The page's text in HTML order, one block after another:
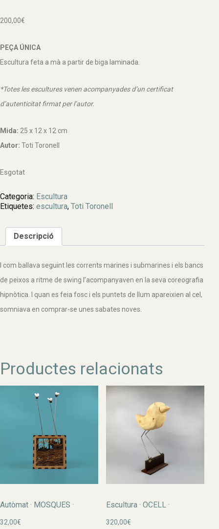
200,00€
PEÇA ÚNICA
Escultura feta a mà a partir de biga laminada.
*Totes les escultures venen acompanyades d’un certificat
d’autenticitat firmat per l’autor.
Mida: 25 x 12 x 12 cm
Autor: Toti Toronell
Esgotat
Categoria: Escultura
Etiquetes: escultura, Toti Toronell
Descripció
I com ballava seguint les corrents marines i submarines i els bancs
de peixos a ritme de swing l’acompanyaven en la seva coreografia
hipnòtica. I quan es feia fosc i els puntets de llum apareixien al cel,
somniava en comprar-se unes sabates noves.
Productes relacionats
Autòmat · MOSQUES ·
32,00€
Escultura · OCELL ·
320,00€